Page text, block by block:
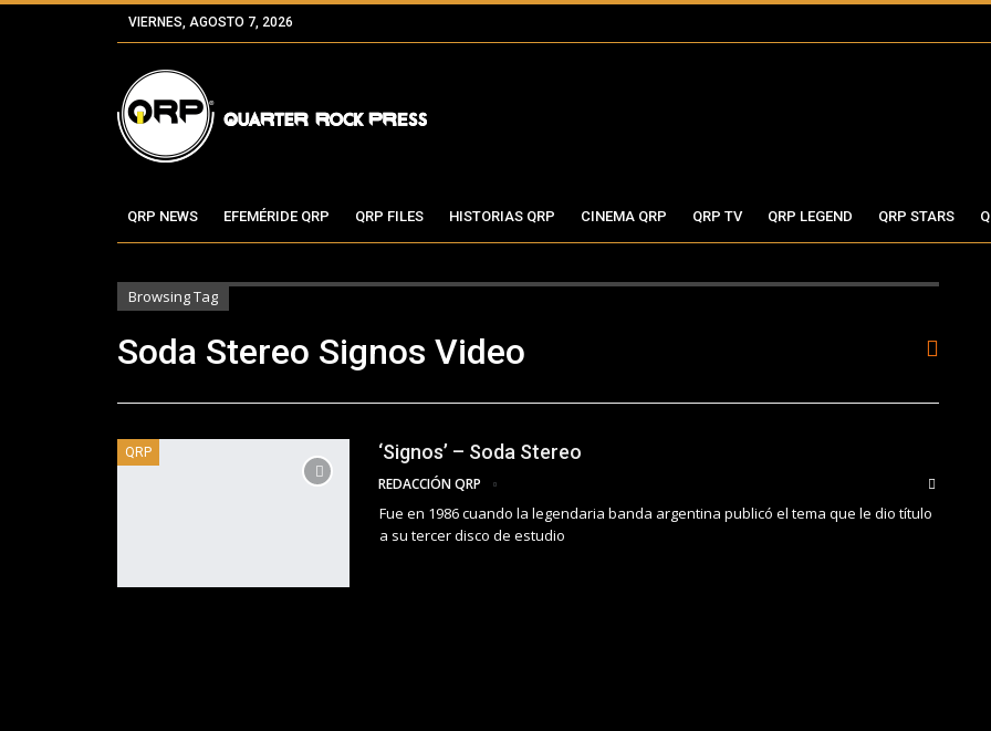
VIERNES, AGOSTO 7, 2026
QRP NEWS EFEMÉRIDE QRP QRP FILES HISTORIAS QRP CINEMA QRP QRP TV QRP LEGEND QRP STARS
Browsing Tag
Soda Stereo Signos Video
QRP ‘Signos’ – Soda Stereo
REDACCIÓN QRP
Fue en 1986 cuando la legendaria banda argentina publicó el tema que le dio título
a su tercer disco de estudio